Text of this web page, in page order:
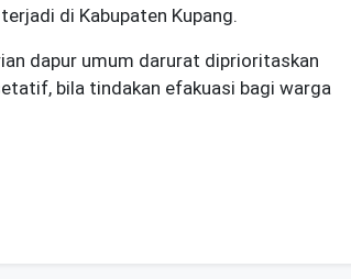
di Kabupaten Kupang.
dapur umum darurat diprioritaskan
bila tindakan efakuasi bagi warga